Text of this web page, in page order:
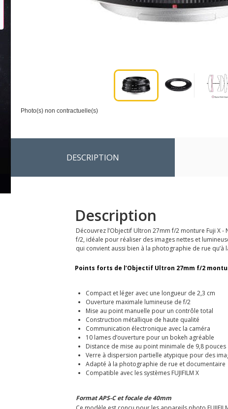
Photo(s) non contractuelle(s)
DESCRIPTION
Description
Découvrez l’Objectif Ultron 27mm f/2 monture Fuji X
f/2, idéale pour réaliser des images nettes et
qui convient aussi bien à la photographie de rue
Points forts de l’Objectif Ultron 27mm f/2
Compact et léger avec une longueur de 2,3 cm
Ouverture maximale lumineuse de f/2
Mise au point manuelle pour un contrôle total
Construction métallique de haute qualité
Communication électronique avec la caméra
10 lames d’ouverture pour un bokeh agréable
Distance de mise au point minimale de 9,8 pouces
Verre à dispersion partielle atypique pour des
Adapté à la photographie de rue et documentaire
Compatible avec les systèmes FUJIFILM X
Format APS-C et focale de 40mm